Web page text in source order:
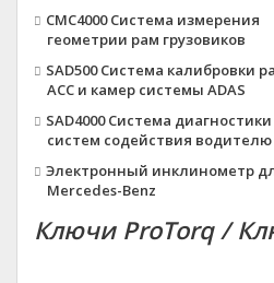
CMC4000 Система измерения
геометрии рам грузовиков
SAD500 Система калибровки
ACC и камер системы ADAS
SAD4000 Система диагностики
систем содействия водителю
Электронный инклинометр
Mercedes-Benz
Ключи ProTorq /